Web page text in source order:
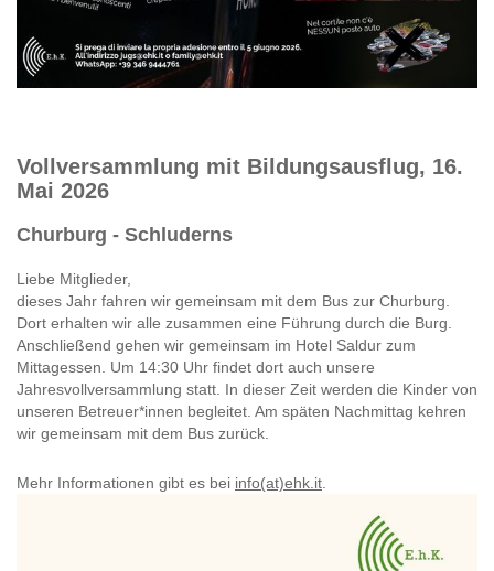
Vollversammlung mit Bildungsausflug, 16.
Mai 2026
Churburg - Schluderns
Liebe Mitglieder,
dieses Jahr fahren wir gemeinsam mit dem Bus zur Churburg.
Dort erhalten wir alle zusammen eine Führung durch die Burg.
Anschließend gehen wir gemeinsam im Hotel Saldur zum
Mittagessen. Um 14:30 Uhr findet dort auch unsere
Jahresvollversammlung statt. In dieser Zeit werden die Kinder von
unseren Betreuer*innen begleitet. Am späten Nachmittag kehren
wir gemeinsam mit dem Bus zurück.
Mehr Informationen gibt es bei info(at)ehk.it